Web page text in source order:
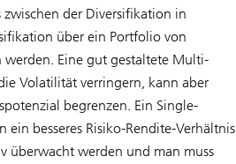
der Diversifikation in
über ein Portfolio von
werden. Eine gut gestaltete Multi-
Volatilität verringern, kann aber
begrenzen. Ein Single-
ein besseres Risiko-Rendite-Verhältnis
überwacht werden und man muss